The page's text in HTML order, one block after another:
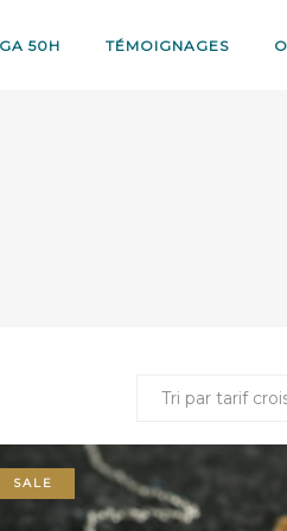
50H TÉMOIGNAGES
Tri par tarif
SALE